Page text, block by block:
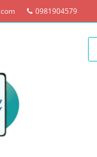
0981904579